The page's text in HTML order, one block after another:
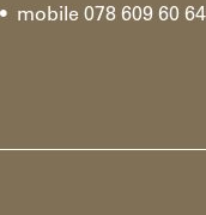
mobile 078 609 60